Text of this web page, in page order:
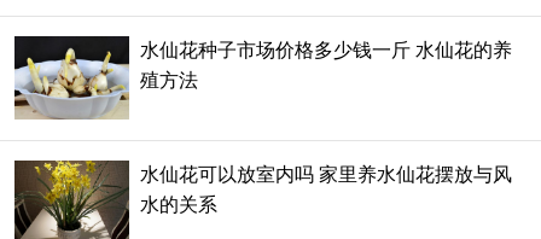
水仙花种子市场价格多少钱一斤 水仙花的养
殖方法
水仙花可以放室内吗 家里养水仙花摆放与风
水的关系